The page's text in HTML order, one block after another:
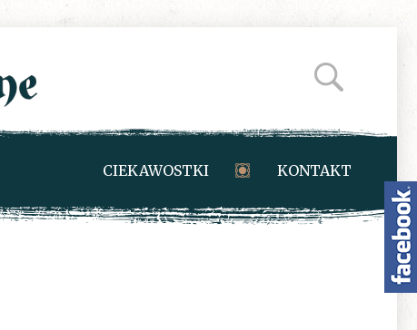
CIEKAWOSTKI KONTAKT